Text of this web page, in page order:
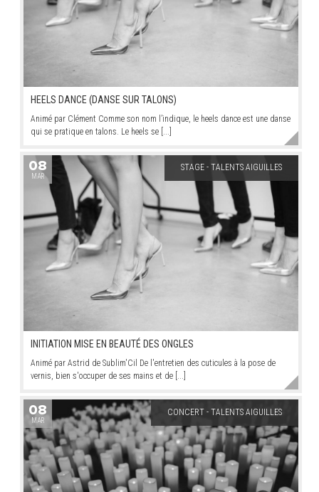
HEELS DANCE (DANSE SUR TALONS)
Animé par Clément Comme son nom l’indique, le heels dance est une danse
qui se pratique en talons. Le heels se [...]
INITIATION MISE EN BEAUTÉ DES ONGLES
Animé par Astrid de Sublim'Cil De l'entretien des cuticules à la pose de
vernis, bien s'occuper de ses mains et de [...]
08
MAR
STAGE - TALENTS AIGUILLES
08
MAR
CONCERT - TALENTS AIGUILLES